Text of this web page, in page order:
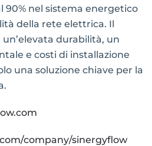
90% nel sistema energetico
della rete elettrica. Il
durabilità, un
e costi di installazione
una soluzione chiave per la
company/sinergyflow